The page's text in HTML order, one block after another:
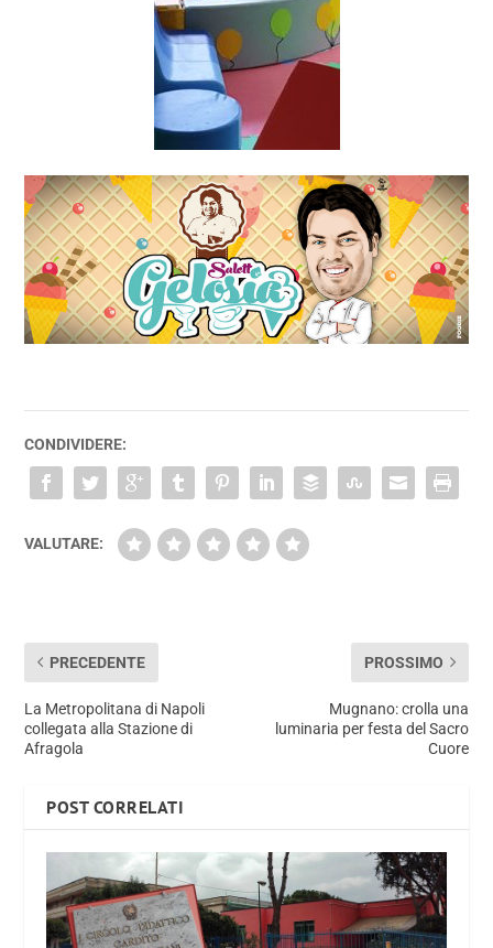
CONDIVIDERE:
VALUTARE:
PRECEDENTE
La Metropolitana di Napoli
collegata alla Stazione di
Afragola
PROSSIMO
Mugnano: crolla una
luminaria per festa del Sacro
Cuore
POST CORRELATI